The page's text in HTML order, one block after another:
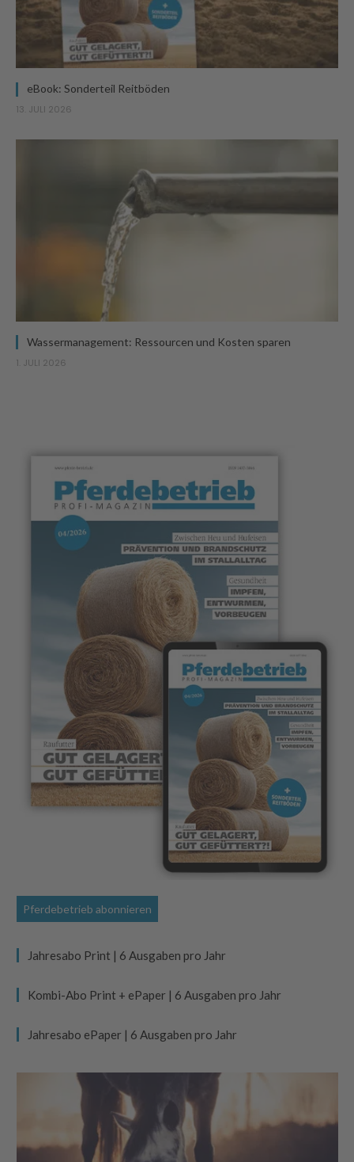
eBook: Sonderteil Reitböden
13. JULI 2026
Wassermanagement: Ressourcen und Kosten sparen
1. JULI 2026
Pferdebetrieb abonnieren
Jahresabo Print | 6 Ausgaben pro Jahr
Kombi-Abo Print + ePaper | 6 Ausgaben pro Jahr
Jahresabo ePaper | 6 Ausgaben pro Jahr